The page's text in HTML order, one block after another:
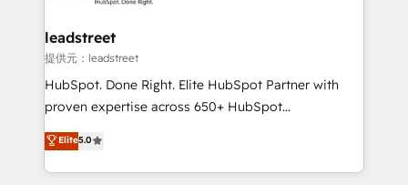
and technology for predictable, scalable revenue
growth. Our expertise spans RevOps, CRM and data
architecture, AI enablement, and strategic marketing,
delivered through our proprietary FLAIR framework
Partner and ISO 27001:2022 certified consultancy,
we blend strategy, creativity, and technology to help
leadstreet
提供元：leadstreet
HubSpot. Done Right. Elite HubSpot Partner with
proven expertise across 650+ HubSpot
implementations. With 12+ years of HubSpot
experience, we help you use the HubSpot platform
to its fullest capacity, improve your current HubSpot
Elite5.0